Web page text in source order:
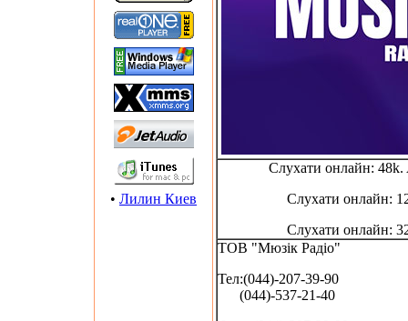
• Лилин Киев
Слухати онлайн:
Слухати онлайн:
Слухати онлайн:
ТОВ "Мюзік Радіо"
Тел:(044)-207-39-90
(044)-537-21-40